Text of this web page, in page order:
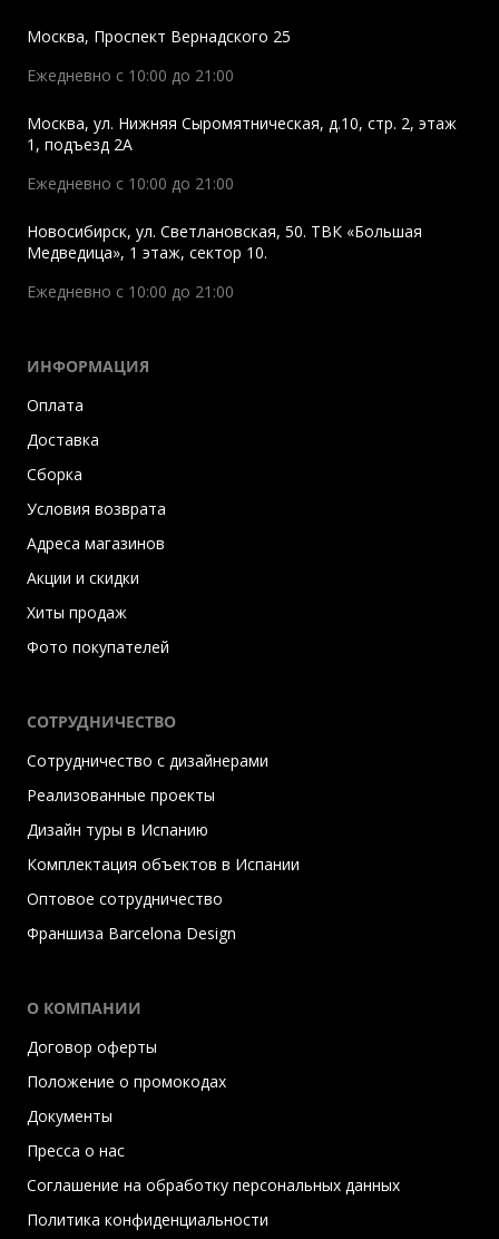
Москва, Проспект Вернадского 25
Ежедневно с 10:00 до 21:00
Москва, ул. Нижняя Сыромятническая, д.10, стр. 2, этаж
1, подъезд 2A
Ежедневно с 10:00 до 21:00
Новосибирск, ул. Светлановская, 50. ТВК «Большая
Медведица», 1 этаж, сектор 10.
Ежедневно с 10:00 до 21:00
ИНФОРМАЦИЯ
Оплата
Доставка
Сборка
Условия возврата
Адреса магазинов
Акции и скидки
Хиты продаж
Фото покупателей
СОТРУДНИЧЕСТВО
Сотрудничество с дизайнерами
Реализованные проекты
Дизайн туры в Испанию
Комплектация объектов в Испании
Оптовое сотрудничество
Франшиза Barcelona Design
О КОМПАНИИ
Договор оферты
Положение о промокодах
Документы
Пресса о нас
Соглашение на обработку персональных данных
Политика конфиденциальности